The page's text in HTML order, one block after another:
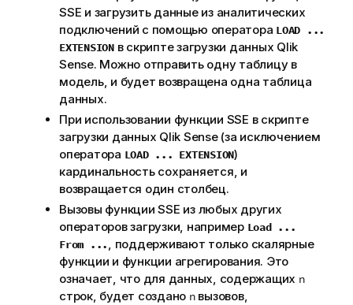
SSE и загрузить данные из аналитических
подключений с помощью оператора LOAD ...
EXTENSIONв скрипте загрузки данных Qlik
Sense. Можно отправить одну таблицу в
модель, и будет возвращена одна таблица
данных.
При использовании функции SSE в скрипте
загрузки данных Qlik Sense(за исключением
оператора LOAD ... EXTENSION)
кардинальностьсохраняется, и
возвращается один столбец.
Вызовы функции SSE из любых других
операторов загрузки, например Load ...
From ..., поддерживают только скалярные
функции и функции агрегирования. Это
означает, что для данных, содержащих n
строк, будет создано nвызовов,